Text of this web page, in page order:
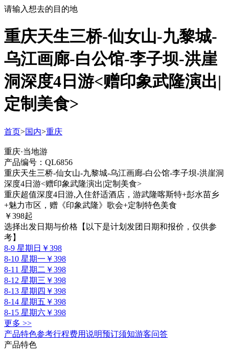
请输入想去的目的地
重庆天生三桥-仙女山-九黎城-
乌江画廊-白公馆-李子坝-洪崖
洞深度4日游<赠印象武隆演出|
定制美食>
首页>国内>重庆
重庆·当地游
产品编号：QL6856
重庆天生三桥-仙女山-九黎城-乌江画廊-白公馆-李子坝-洪崖洞
深度4日游<赠印象武隆演出|定制美食>
重庆超值深度4日游,入住舒适酒店，游武隆喀斯特+彭水苗乡
+魅力市区，赠《印象武隆》歌会+定制特色美食
￥398起
选择出发日期与价格 【以下是计划发团日期和报价，仅供参
考】
8-9 星期日 ￥398
8-10 星期一 ￥398
8-11 星期二 ￥398
8-12 星期三 ￥398
8-13 星期四 ￥398
8-14 星期五 ￥398
8-15 星期六 ￥398
更多 >>
产品特色参考行程费用说明预订须知游客问答
产品特色